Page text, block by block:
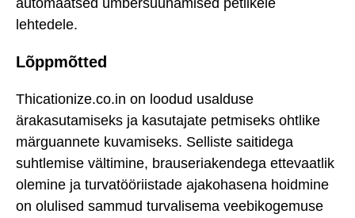
lehtedele.
Lõppmõtted
Thicationize.co.in on loodud usalduse
ärakasutamiseks ja kasutajate petmiseks ohtlike
märguannete kuvamiseks. Selliste saitidega
suhtlemise vältimine, brauseriakendega ettevaatlik
olemine ja turvatööriistade ajakohasena hoidmine
on olulised sammud turvalisema veebikogemuse